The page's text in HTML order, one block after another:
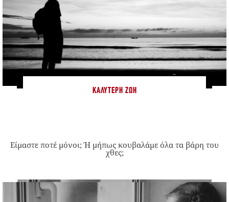
ΚΑΛΎΤΕΡΗ ΖΩΉ
Είμαστε ποτέ μόνοι; Ή μήπως κουβαλάμε όλα τα βάρη του
χθες;